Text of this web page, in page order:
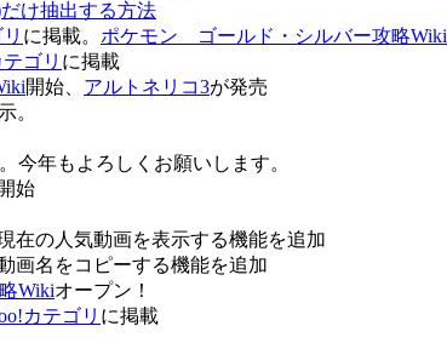
だけ抽出する方法
に掲載。 ポケモン ゴールド・シルバー攻略Wiki
ゴリ に掲載
開始、 アルトネリコ3が発売
。
今年もよろしくお願いします。
開始
在の人気動画を表示する機能を追加
画名をコピーする機能を追加
Wikiオープン！
カテゴリ に掲載